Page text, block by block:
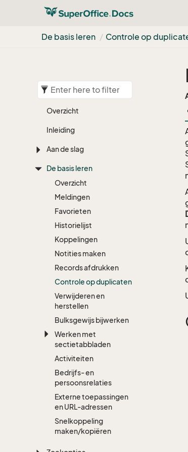
De basis leren Controle op
Overzicht
Inleiding
Aan de slag
De basis leren
Overzicht
Meldingen
Favorieten
Historielijst
Koppelingen
Notities maken
Records afdrukken
Controle op duplicaten
Verwijderen en
herstellen
Bulksgewijs bijwerken
Werken met
sectietabbladen
Activiteiten
Bedrijfs- en
persoonsrelaties
Externe toepassingen
en URL-adressen
Snelkoppeling
maken/kopiëren